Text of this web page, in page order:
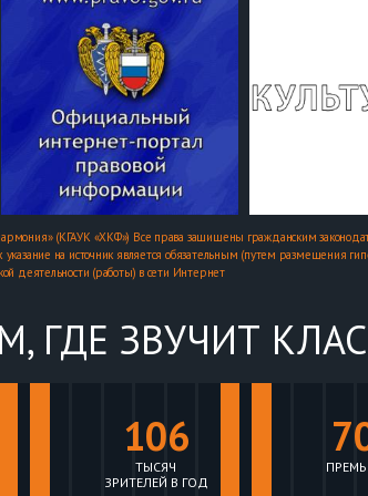
(КГАУК «ХКФ») Все права защищены гражданским
на источник является обязательным (путем размещения
деятельности (работы) в сети Интернет
ГДЕ ЗВУЧИТ
106
ТЫСЯЧ
ЗРИТЕЛЕЙ В ГОД